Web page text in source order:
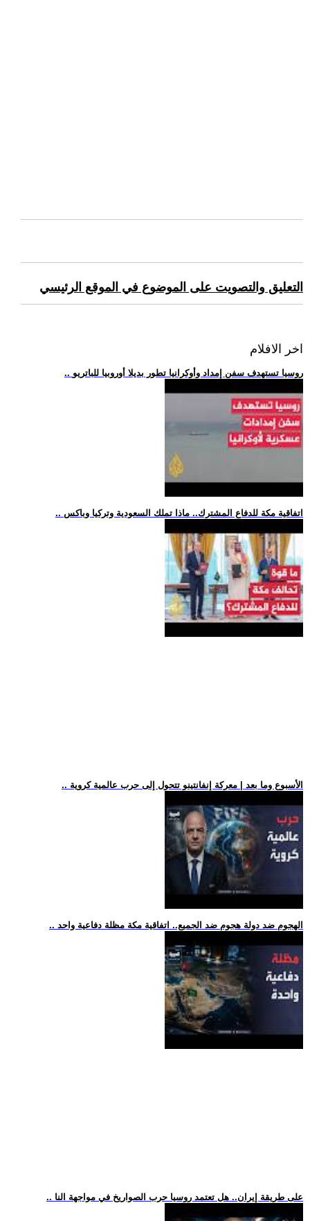
التعليق والتصويت على الموضوع في الموقع الرئيسي
اخر الافلام
.. روسيا تستهدف سفن إمداد وأوكرانيا تطور بديلا أوروبيا للباتريو
.. اتفاقية مكة للدفاع المشترك.. ماذا تملك السعودية وتركيا وباكس
.. الأسبوع وما بعد | معركة إنفانتينو تتحول إلى حرب عالمية كروية
.. الهجوم ضد دولة هجوم ضد الجميع.. اتفاقية مكة مظلة دفاعية واحد
.. على طريقة إيران.. هل تعتمد روسيا حرب الصواريخ في مواجهة النا